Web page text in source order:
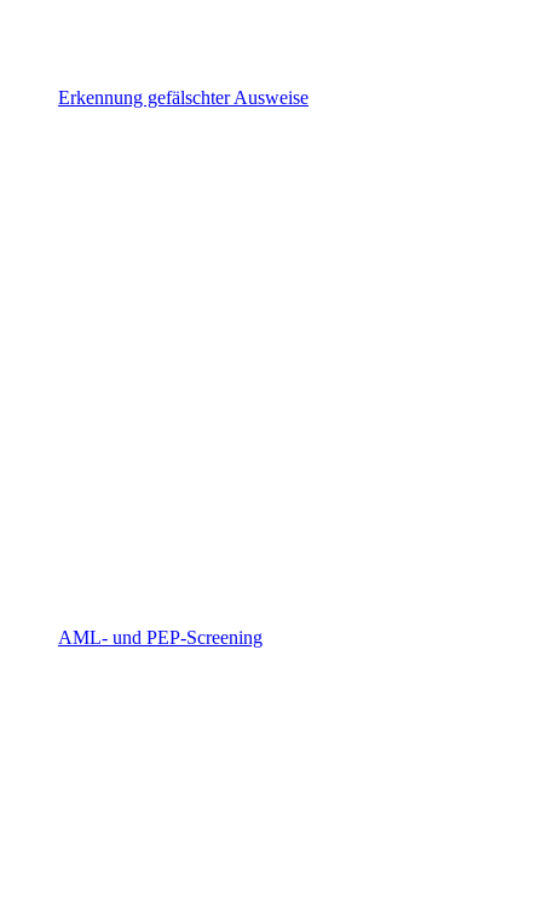
Erkennung gefälschter Ausweise
AML- und PEP-Screening